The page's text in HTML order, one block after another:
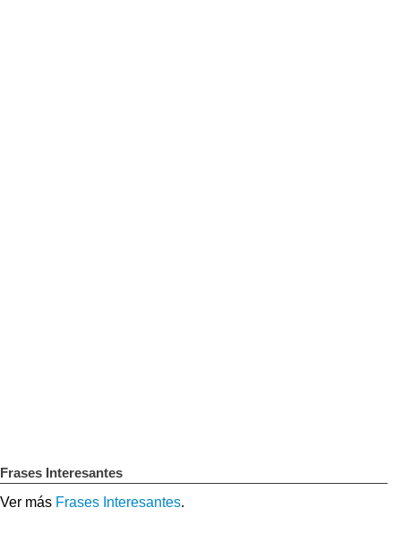
Frases Interesantes
Ver más Frases Interesantes.